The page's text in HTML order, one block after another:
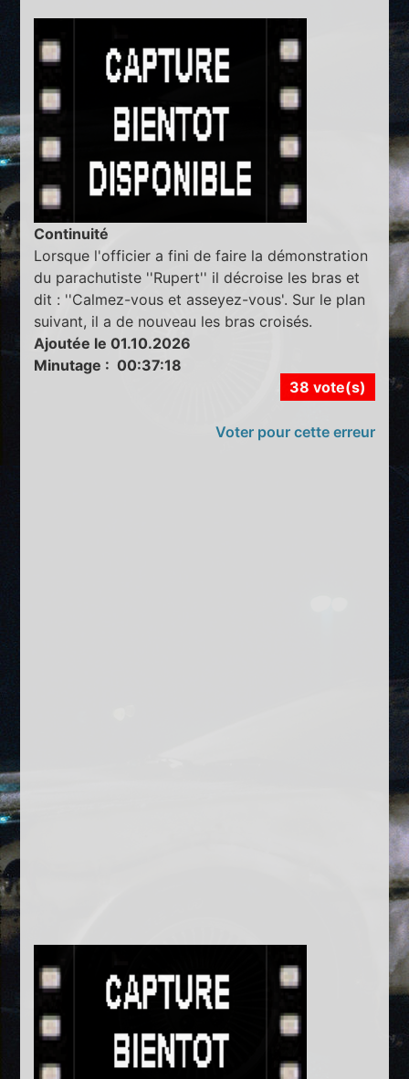
Continuité
Lorsque l'officier a fini de faire la démonstration
du parachutiste ''Rupert'' il décroise les bras et
dit : ''Calmez-vous et asseyez-vous'. Sur le plan
suivant, il a de nouveau les bras croisés.
Ajoutée le 01.10.2026
Minutage : 00:37:18
38 vote(s)
Voter pour cette erreur